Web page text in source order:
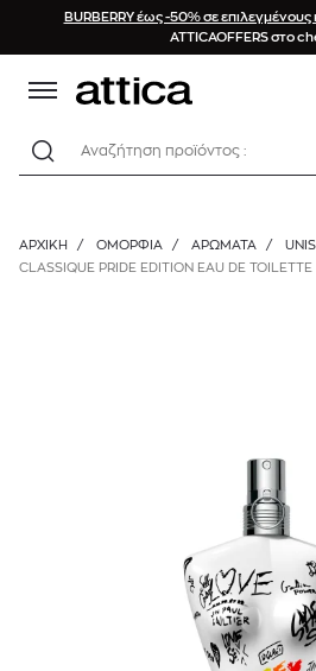
BURBERRY έως -50% σε
ATTICAOFFERS στο
Αναζήτηση προϊόντος :
ΑΡΧΙΚΉ / ΟΜΟΡΦΙΑ / ΑΡΩΜΑΤΑ /
CLASSIQUE PRIDE EDITION EAU DE TOILETTE